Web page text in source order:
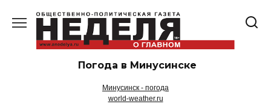
содержанию
Погода в Минусинске
Минусинск - погода
world-weather.ru